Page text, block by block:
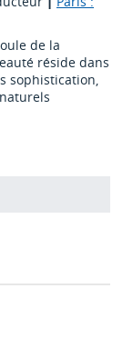
de la
réside dans
sophistication,